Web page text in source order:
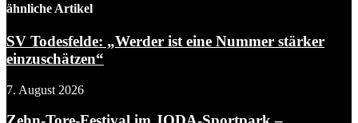
ähnliche Artikel
SV Todesfelde: „Werder ist eine Nummer stärker
einzuschätzen“
7. August 2026